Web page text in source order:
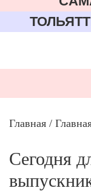
Главная /
Сегодня